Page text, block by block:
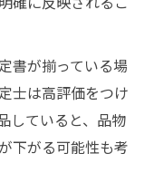
書が揃っている場
士は高評価をつけ
していると、品物
下がる可能性も考